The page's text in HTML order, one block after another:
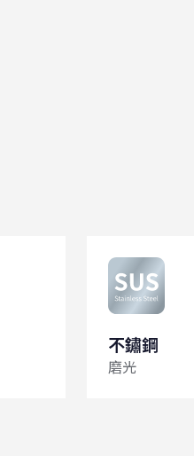
不鏽鋼
磨光